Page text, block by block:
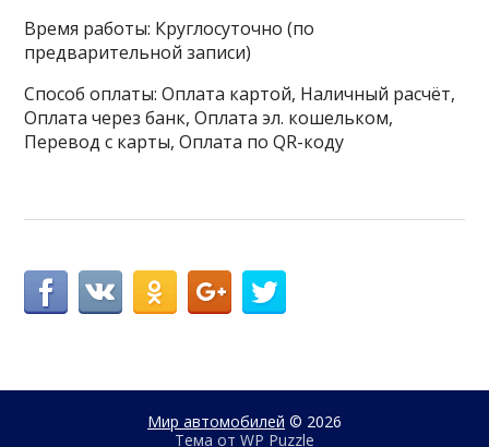
Время работы: Круглосуточно (по
предварительной записи)
Способ оплаты: Оплата картой, Наличный расчёт,
Оплата через банк, Оплата эл. кошельком,
Перевод с карты, Оплата по QR-коду
Мир автомобилей © 2026
Тема от WP Puzzle